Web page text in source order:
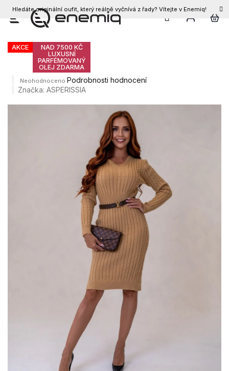
Přejít
Hledáte originální oufit, který reálně vyčnívá z řady? Vítejte v Enemiq!
CZK
Dámské šaty GAUDY
AKCE
NAD 7500 KČ
LUXUSNÍ
PARFÉMOVANÝ
OLEJ ZDARMA
Průměrné
hodnocení
Neohodnoceno Podrobnosti hodnocení
Značka:ASPERISSIA